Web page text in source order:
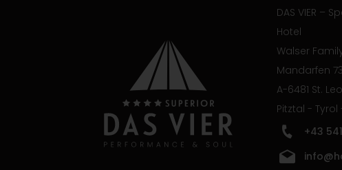
DAS VIER –
Hotel
Walser
Mandarfen 73
A-6481 St.
Pitztal -
+43